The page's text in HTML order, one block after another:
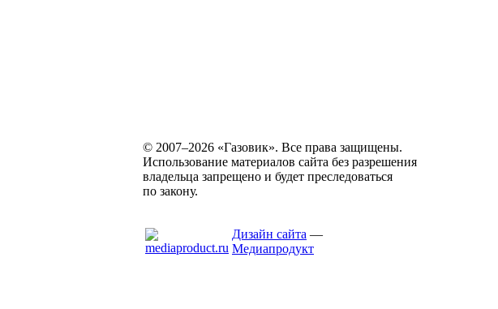
© 2007–2026 «Газовик». Все права защищены.
Использование материалов сайта без разрешения
владельца запрещено и будет преследоваться
по закону.
Дизайн сайта —
Медиапродукт